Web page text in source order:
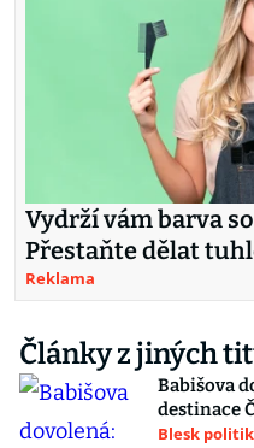
Vydrží vám barva
Přestaňte dělat
Reklama
Články z jiných
Babišova
destinace
Blesk